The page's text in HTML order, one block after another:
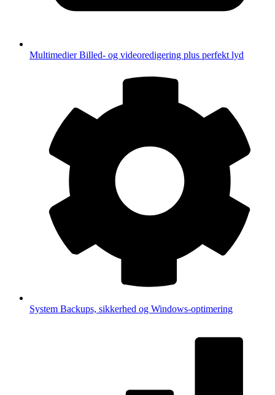
MultimedierBilled- og videoredigering plus perfekt lyd
System Backups, sikkerhed og Windows-optimering